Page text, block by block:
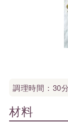
調理時間：30
材料